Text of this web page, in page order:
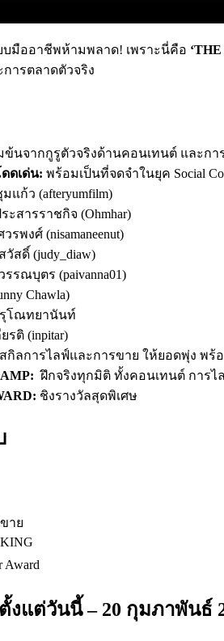
บมืออาชีพห้ามพลาด! เพราะนี่คือ
ารตลาดตัวจริง
ข้นจากกูรูตัวจริงด้านคอนเทนต์ และก
ดเด่น: พร้อมเป็นที่จดจำในยุค Social
ก้ว (afteryumfilm)
ารราชกิจ (Ohmhar)
พงศ์ (nisamaneenut)
สดิ์ (judy_diaw)
รณบุตร (paivanna01)
Chawla)
โณทยานันท์
ติ (inpitar)
กิลการไลฟ์และการขาย ให้ยอดพุ่ง พร้
ฝึกจริงทุกมิติ ทั้งคอนเทนต์ การ
ชิงรางวัลสุดพิเศษ
าย
Award
งแต่วันนี้ – 20 กุมภาพันธ์